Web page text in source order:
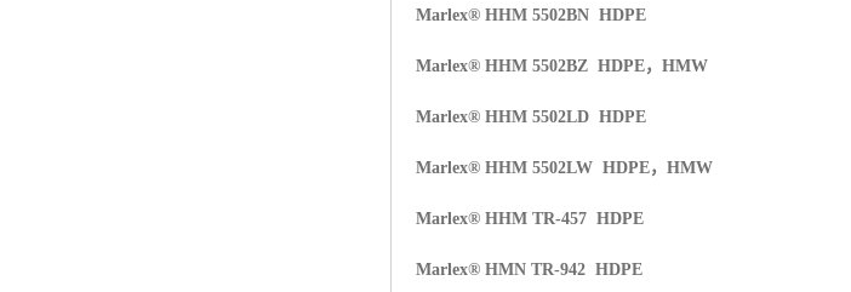
Marlex® HHM 5502BN HDPE
Marlex® HHM 5502BZ HDPE， HMW
Marlex® HHM 5502LD HDPE
Marlex® HHM 5502LW HDPE， HMW
Marlex® HHM TR-457 HDPE
Marlex® HMN TR-942 HDPE